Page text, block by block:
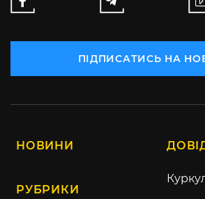
ПІДПИСАТИСЬ НА
НОВИНИ
РУБРИКИ